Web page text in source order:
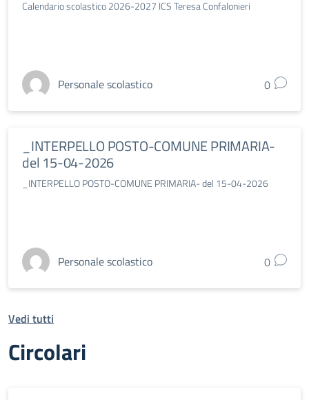
Calendario scolastico 2026-2027 ICS Teresa Confalonieri
Personale scolastico 0
_INTERPELLO POSTO-COMUNE PRIMARIA-
del 15-04-2026
_INTERPELLO POSTO-COMUNE PRIMARIA- del 15-04-2026
Personale scolastico 0
Vedi tutti
Circolari